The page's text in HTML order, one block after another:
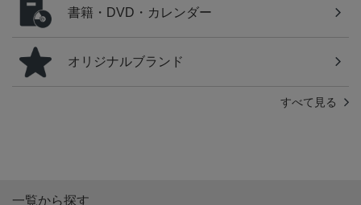
書籍・DVD・カレンダー
オリジナルブランド
すべて見る
一覧から探す